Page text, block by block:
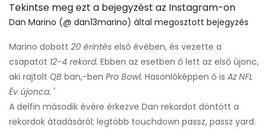
Tekintse meg ezt a bejegyzést az Instagram-on
Dan Marino (@ dan13marino) által megosztott bejegyzés
Marino dobott 20 érintés első évében, és vezette a
csapatot 12-4 rekord. Ebben az esetben ő lett az első újonc,
aki rajtolt QB ban,-ben Pro Bowl. Hasonlóképpen ő is Az NFL
Év újonca. '
A delfin második évére érkezve Dan rekordot döntött a
rekordok átadásáról; legtöbb touchdown passz, passz yard.